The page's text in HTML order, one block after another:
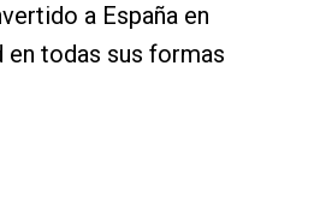
a España en
todas sus formas